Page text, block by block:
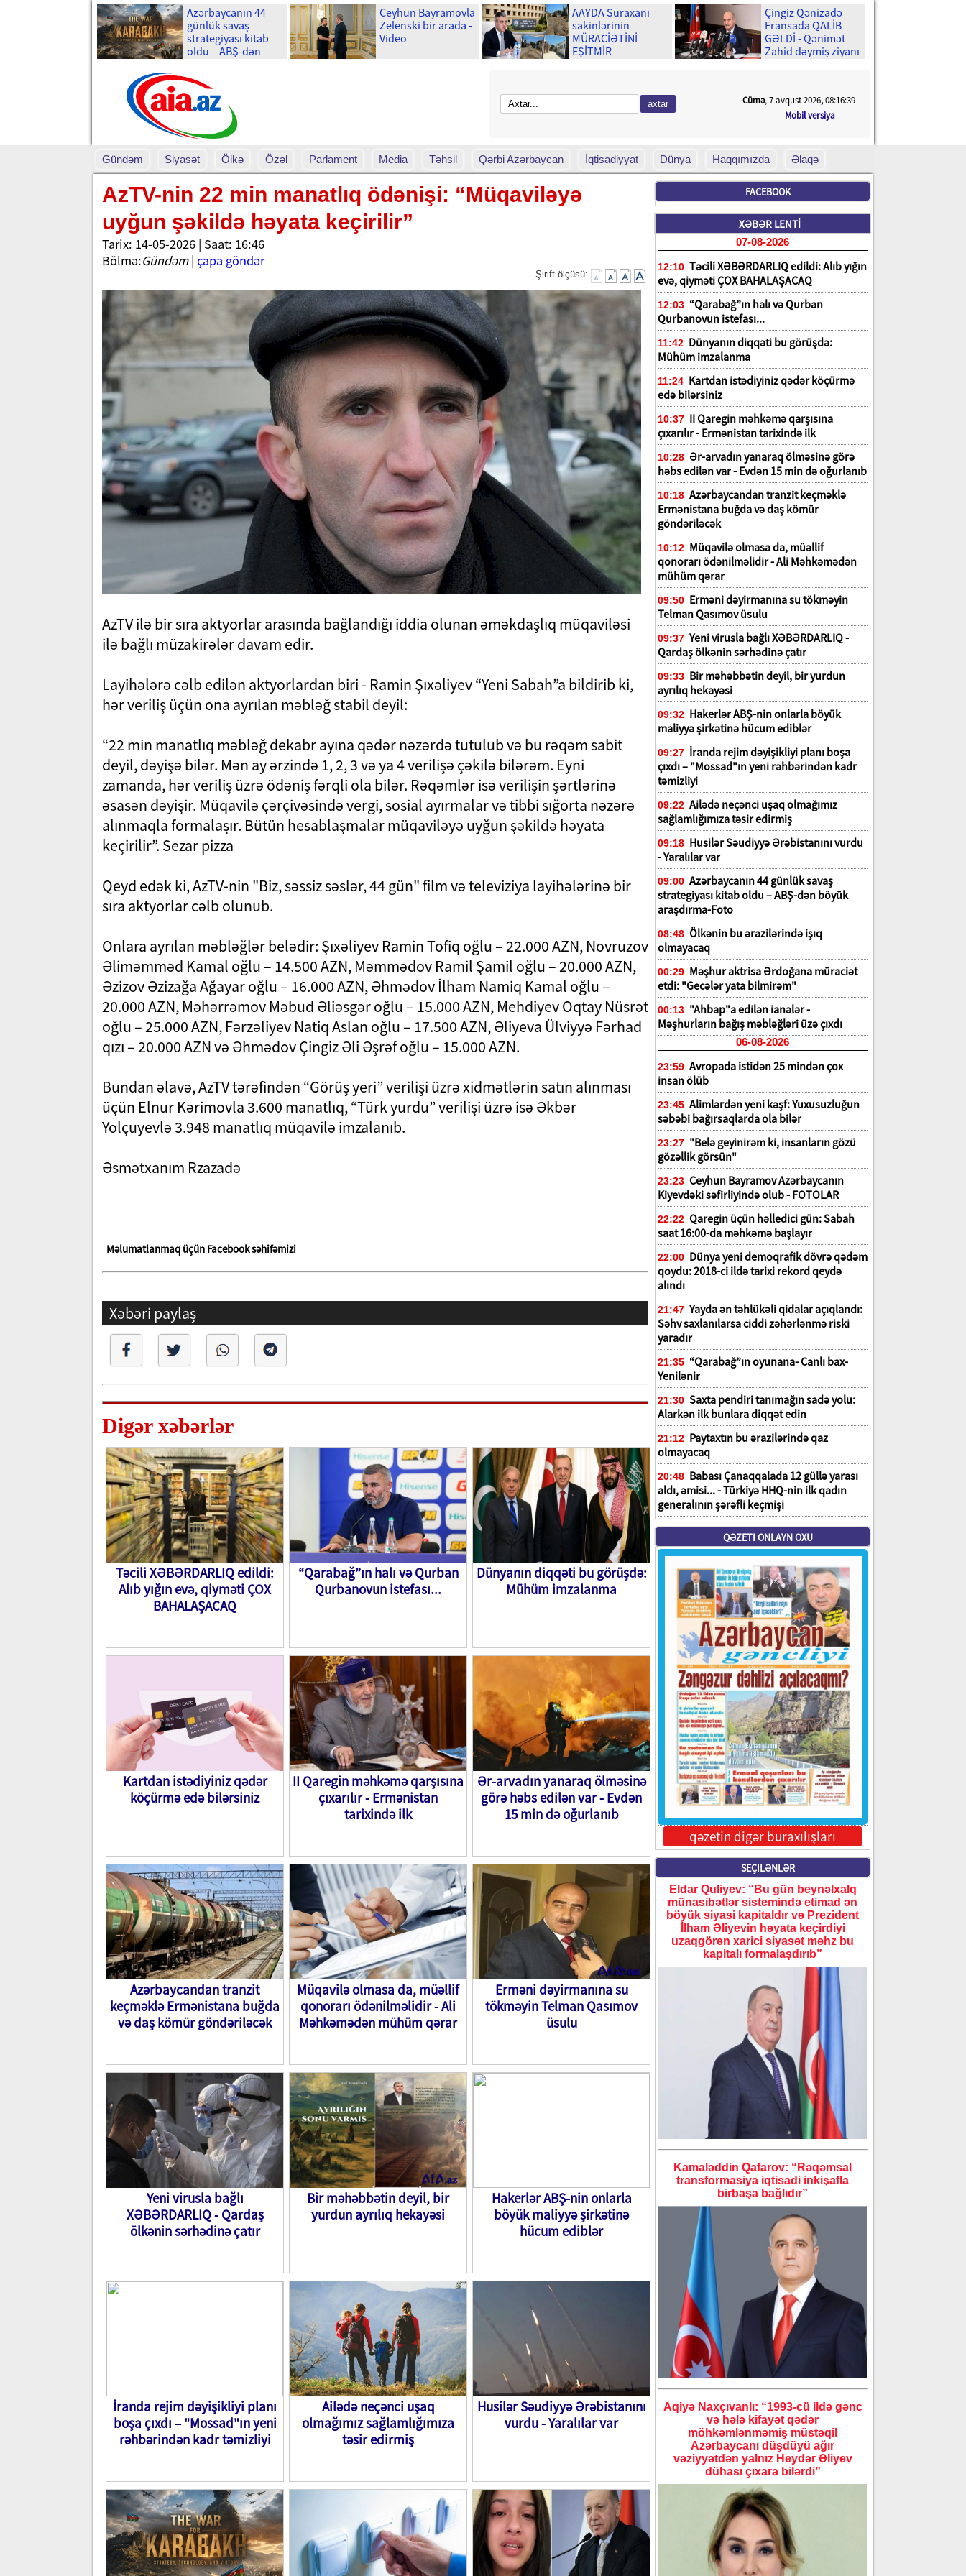
Azərbaycanın 44
günlük savaş
strategiyası kitab
oldu – ABŞ-dən
Foto
Ceyhun Bayramovla
Zelenski bir arada -
Video
AAYDA Suraxanı
sakinlərinin
MÜRACİƏTİNİ
EŞİTMİR -
Çingiz Qənizadə
Fransada QALİB
GƏLDİ - Qənimət
Zahid dəymiş ziyanı
Mobil versiya
Cümə, 7 avqust 2026,08:16:40
Gündəm Siyasət Ölkə Özəl Parlament Media Təhsil Qərbi Azərbaycan İqtisadiyyat Dünya Haqqımızda Əlaqə
AzTV-nin 22 min manatlıq ödənişi: “Müqaviləyə
uyğun şəkildə həyata keçirilir”
Tarix: 14-05-2026 | Saat: 16:46
Bölmə:Gündəm| çapa göndər
Şirift ölçüsü:
AzTV ilə bir sıra aktyorlar arasında bağlandığı iddia olunan əməkdaşlıq müqaviləsi
ilə bağlı müzakirələr davam edir.
Layihələrə cəlb edilən aktyorlardan biri - Ramin Şıxəliyev “Yeni Sabah”a bildirib ki,
hər veriliş üçün ona ayrılan məbləğ stabil deyil:
“22 min manatlıq məbləğ dekabr ayına qədər nəzərdə tutulub və bu rəqəm sabit
deyil, dəyişə bilər. Mən ay ərzində 1, 2, 3 və ya 4 verilişə çəkilə bilərəm. Eyni
zamanda, hər veriliş üzrə ödəniş fərqli ola bilər. Rəqəmlər isə verilişin şərtlərinə
əsasən dəyişir. Müqavilə çərçivəsində vergi, sosial ayırmalar və tibbi sığorta nəzərə
alınmaqla formalaşır. Bütün hesablaşmalar müqaviləyə uyğun şəkildə həyata
keçirilir”. Sezar pizza
Qeyd edək ki, AzTV-nin "Biz, səssiz səslər, 44 gün" film və televiziya layihələrinə bir
sıra aktyorlar cəlb olunub.
Onlara ayrılan məbləğlər belədir: Şıxəliyev Ramin Tofiq oğlu – 22.000 AZN, Novruzov
Əliməmməd Kamal oğlu – 14.500 AZN, Məmmədov Ramil Şamil oğlu – 20.000 AZN,
Əzizov Əzizağa Ağayar oğlu – 16.000 AZN, Əhmədov İlham Namiq Kamal oğlu –
20.000 AZN, Məhərrəmov Məbud Əliəsgər oğlu – 15.000 AZN, Mehdiyev Oqtay Nüsrət
oğlu – 25.000 AZN, Fərzəliyev Natiq Aslan oğlu – 17.500 AZN, Əliyeva Ülviyyə Fərhad
qızı – 20.000 AZN və Əhmədov Çingiz Əli Əşrəf oğlu – 15.000 AZN.
Bundan əlavə, AzTV tərəfindən “Görüş yeri” verilişi üzrə xidmətlərin satın alınması
üçün Elnur Kərimovla 3.600 manatlıq, “Türk yurdu” verilişi üzrə isə Əkbər
Yolçuyevlə 3.948 manatlıq müqavilə imzalanıb.
Əsmətxanım Rzazadə
Məlumatlanmaq üçün Facebook səhifəmizi
Xəbəri paylaş
Digər xəbərlər
Təcili XƏBƏRDARLIQ edildi:
Alıb yığın evə, qiyməti ÇOX
BAHALAŞACAQ
“Qarabağ”ın halı və Qurban
Qurbanovun istefası...
Dünyanın diqqəti bu görüşdə:
Mühüm imzalanma
Kartdan istədiyiniz qədər
köçürmə edə bilərsiniz
II Qaregin məhkəmə qarşısına
çıxarılır - Ermənistan
tarixində ilk
Ər-arvadın yanaraq ölməsinə
görə həbs edilən var - Evdən
15 min də oğurlanıb
Azərbaycandan tranzit
keçməklə Ermənistana buğda
və daş kömür göndəriləcək
Müqavilə olmasa da, müəllif
qonorarı ödənilməlidir - Ali
Məhkəmədən mühüm qərar
Erməni dəyirmanına su
tökməyin Telman Qasımov
üsulu
Yeni virusla bağlı
XƏBƏRDARLIQ - Qardaş
ölkənin sərhədinə çatır
Bir məhəbbətin deyil, bir
yurdun ayrılıq hekayəsi
Hakerlər ABŞ-nin onlarla
böyük maliyyə şirkətinə
hücum ediblər
İranda rejim dəyişikliyi planı
boşa çıxdı – "Mossad"ın yeni
rəhbərindən kadr təmizliyi
Ailədə neçənci uşaq
olmağımız sağlamlığımıza
təsir edirmiş
Husilər Səudiyyə Ərəbistanını
vurdu - Yaralılar var
FACEBOOK
XƏBƏR LENTİ
07-08-2026
12:10 Təcili XƏBƏRDARLIQ edildi: Alıb yığın
evə, qiyməti ÇOX BAHALAŞACAQ
12:03 “Qarabağ”ın halı və Qurban
Qurbanovun istefası...
11:42 Dünyanın diqqəti bu görüşdə:
Mühüm imzalanma
11:24 Kartdan istədiyiniz qədər köçürmə
edə bilərsiniz
10:37 II Qaregin məhkəmə qarşısına
çıxarılır - Ermənistan tarixində ilk
10:28 Ər-arvadın yanaraq ölməsinə görə
həbs edilən var - Evdən 15 min də oğurlanıb
10:18 Azərbaycandan tranzit keçməklə
Ermənistana buğda və daş kömür
göndəriləcək
10:12 Müqavilə olmasa da, müəllif
qonorarı ödənilməlidir - Ali Məhkəmədən
mühüm qərar
09:50 Erməni dəyirmanına su tökməyin
Telman Qasımov üsulu
09:37 Yeni virusla bağlı XƏBƏRDARLIQ -
Qardaş ölkənin sərhədinə çatır
09:33 Bir məhəbbətin deyil, bir yurdun
ayrılıq hekayəsi
09:32 Hakerlər ABŞ-nin onlarla böyük
maliyyə şirkətinə hücum ediblər
09:27 İranda rejim dəyişikliyi planı boşa
çıxdı – "Mossad"ın yeni rəhbərindən kadr
təmizliyi
09:22 Ailədə neçənci uşaq olmağımız
sağlamlığımıza təsir edirmiş
09:18 Husilər Səudiyyə Ərəbistanını vurdu
- Yaralılar var
09:00 Azərbaycanın 44 günlük savaş
strategiyası kitab oldu – ABŞ-dən böyük
araşdırma-Foto
08:48 Ölkənin bu ərazilərində işıq
olmayacaq
00:29 Məşhur aktrisa Ərdoğana müraciət
etdi: "Gecələr yata bilmirəm"
00:13 "Ahbap"a edilən ianələr -
Məşhurların bağış məbləğləri üzə çıxdı
06-08-2026
23:59 Avropada istidən 25 mindən çox
insan ölüb
23:45 Alimlərdən yeni kəşf: Yuxusuzluğun
səbəbi bağırsaqlarda ola bilər
23:27 "Belə geyinirəm ki, insanların gözü
gözəllik görsün"
23:23 Ceyhun Bayramov Azərbaycanın
Kiyevdəki səfirliyində olub - FOTOLAR
22:22 Qaregin üçün həlledici gün: Sabah
saat 16:00-da məhkəmə başlayır
22:00 Dünya yeni demoqrafik dövrə qədəm
qoydu: 2018-ci ildə tarixi rekord qeydə
alındı
21:47 Yayda ən təhlükəli qidalar açıqlandı:
Səhv saxlanılarsa ciddi zəhərlənmə riski
yaradır
21:35 “Qarabağ”ın oyunana- Canlı bax-
Yenilənir
21:30 Saxta pendiri tanımağın sadə yolu:
Alarkən ilk bunlara diqqət edin
21:12 Paytaxtın bu ərazilərində qaz
olmayacaq
20:48 Babası Çanaqqalada 12 güllə yarası
aldı, əmisi... - Türkiyə HHQ-nin ilk qadın
generalının şərəfli keçmişi
QƏZETI ONLAYN OXU
qəzetin digər buraxılışları
SEÇILƏNLƏR
Eldar Quliyev: “Bu gün beynəlxalq
münasibətlər sistemində etimad ən
böyük siyasi kapitaldır və Prezident
İlham Əliyevin həyata keçirdiyi
uzaqgörən xarici siyasət məhz bu
kapitalı formalaşdırıb”
Kamaləddin Qafarov: “Rəqəmsal
transformasiya iqtisadi inkişafla
birbaşa bağlıdır”
Aqiyə Naxçıvanlı: “1993-cü ildə gənc
və hələ kifayət qədər
möhkəmlənməmiş müstəqil
Azərbaycanı düşdüyü ağır
vəziyyətdən yalnız Heydər Əliyev
dühası çıxara bilərdi”